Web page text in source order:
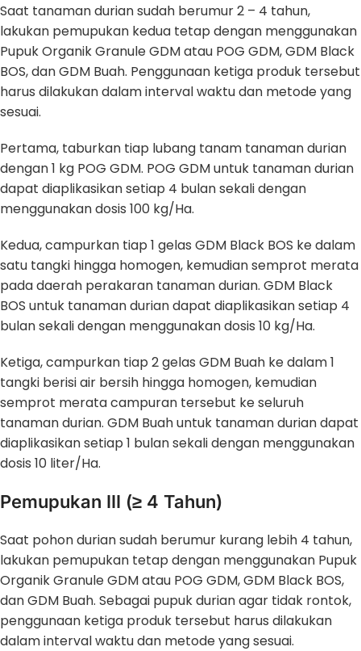
Saat tanaman durian sudah berumur 2 – 4 tahun,
lakukan pemupukan kedua tetap dengan menggunakan
Pupuk Organik Granule GDM atau POG GDM, GDM Black
BOS, dan GDM Buah. Penggunaan ketiga produk tersebut
harus dilakukan dalam interval waktu dan metode yang
sesuai.
Pertama, taburkan tiap lubang tanam tanaman durian
dengan 1 kg POG GDM. POG GDM untuk tanaman durian
dapat diaplikasikan setiap 4 bulan sekali dengan
menggunakan dosis 100 kg/Ha.
Kedua, campurkan tiap 1 gelas GDM Black BOS ke dalam
satu tangki hingga homogen, kemudian semprot merata
pada daerah perakaran tanaman durian. GDM Black
BOS untuk tanaman durian dapat diaplikasikan setiap 4
bulan sekali dengan menggunakan dosis 10 kg/Ha.
Ketiga, campurkan tiap 2 gelas GDM Buah ke dalam 1
tangki berisi air bersih hingga homogen, kemudian
semprot merata campuran tersebut ke seluruh
tanaman durian. GDM Buah untuk tanaman durian dapat
diaplikasikan setiap 1 bulan sekali dengan menggunakan
dosis 10 liter/Ha.
Pemupukan III (≥ 4 Tahun)
Saat pohon durian sudah berumur kurang lebih 4 tahun,
lakukan pemupukan tetap dengan menggunakan Pupuk
Organik Granule GDM atau POG GDM, GDM Black BOS,
dan GDM Buah. Sebagai pupuk durian agar tidak rontok,
penggunaan ketiga produk tersebut harus dilakukan
dalam interval waktu dan metode yang sesuai.